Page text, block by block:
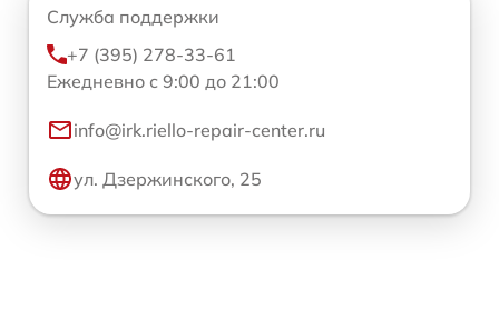
Служба поддержки
+7 (395) 278-33-61
Ежедневно с 9:00 до 21:00
info@irk.riello-repair-center.ru
ул. Дзержинского, 25